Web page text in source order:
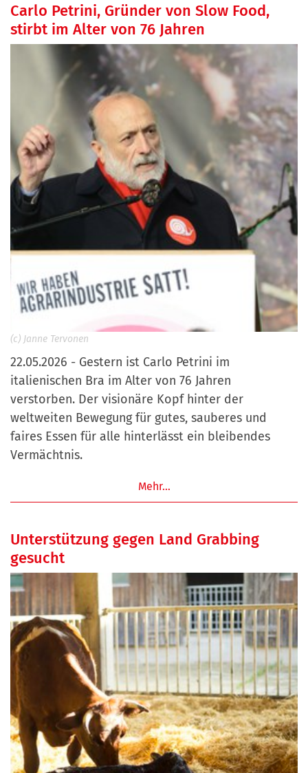
Carlo Petrini, Gründer von Slow Food,
stirbt im Alter von 76 Jahren
(c) Janne Tervonen
22.05.2026 - Gestern ist Carlo Petrini im
italienischen Bra im Alter von 76 Jahren
verstorben. Der visionäre Kopf hinter der
weltweiten Bewegung für gutes, sauberes und
faires Essen für alle hinterlässt ein bleibendes
Vermächtnis.
Mehr…
Unterstützung gegen Land Grabbing
gesucht